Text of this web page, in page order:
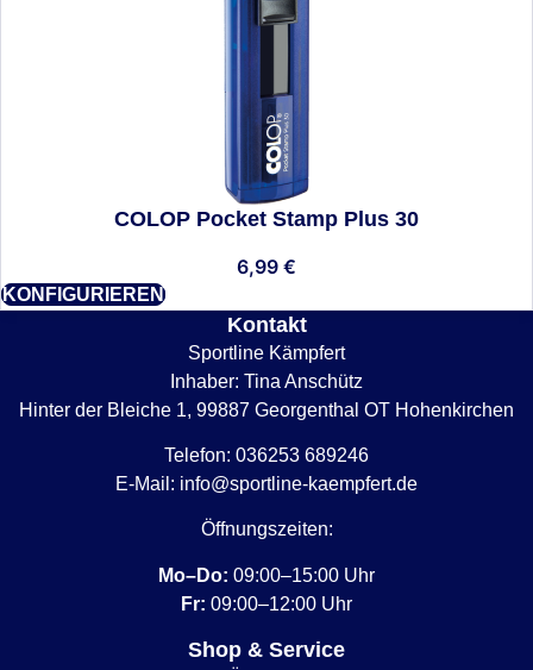
COLOP Pocket Stamp Plus 30
6,99 €
KONFIGURIEREN
Kontakt
Sportline Kämpfert
Inhaber: Tina Anschütz
Hinter der Bleiche 1, 99887 Georgenthal OT Hohenkirchen
Telefon: 036253 689246
E-Mail: info@sportline-kaempfert.de
Öffnungszeiten:
Mo–Do: 09:00–15:00 Uhr
Fr: 09:00–12:00 Uhr
Shop & Service